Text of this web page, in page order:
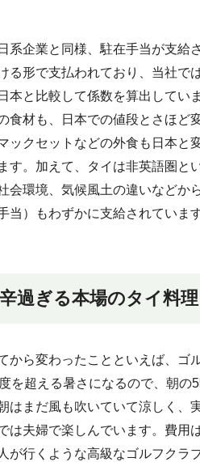
系企業と同様、駐在手当が支給
る形で支払われており、当社で
本と比較して係数を算出してい
食材も、日本での値段とさほど
ックセットなどの外食も日本と
す。加えて、タイは非英語圏と
会環境、気候風土の違いなどか
当）もわずかに支給されています
過ぎる本場のタイ料理
から変わったことといえば、ゴ
を超える暑さになるので、朝の
はまだ風も吹いていて涼しく、
は夫婦で楽しんでいます。費用
が行くような高級なゴルフクラ